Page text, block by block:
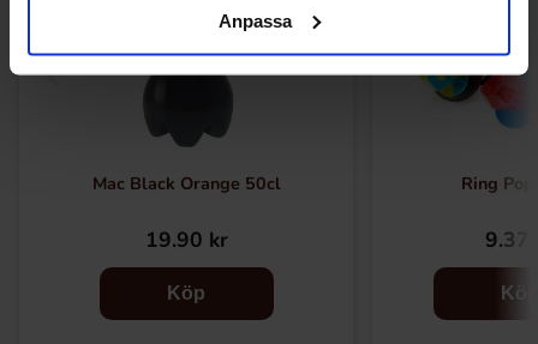
Anpassa
Mac Black Orange 50cl
19.90 kr
Köp
Ring
9.37
Köp